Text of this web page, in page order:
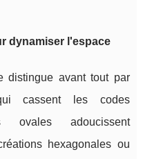
dynamiser l'espace
distingue avant tout par
cassent les codes
ovales adoucissent
hexagonales ou